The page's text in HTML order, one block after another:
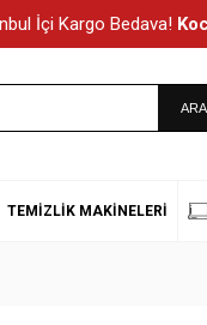
İçi Kargo Bedava!
TEMIZLIK MAKINELERI